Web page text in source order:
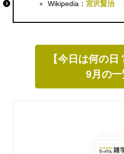
Wikipedia：宮沢賢治
【今日は何の日
9月の